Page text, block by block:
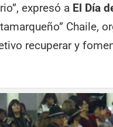
expresó a El Día
Chaile,
recuperar y